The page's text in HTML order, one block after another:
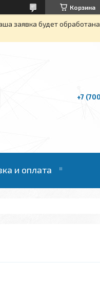
Корзина
заявка будет
+7
и оплата